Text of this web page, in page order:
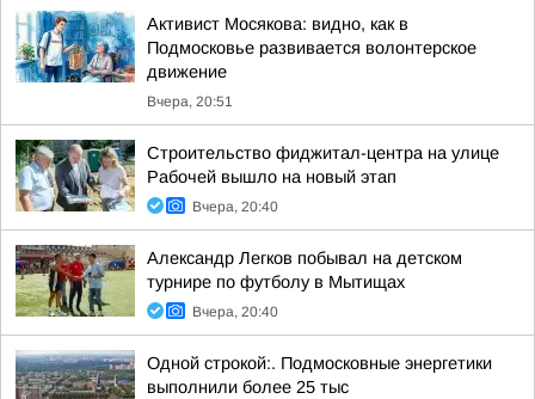
Активист Мосякова: видно, как в
Подмосковье развивается волонтерское
движение
Вчера, 20:51
Строительство фиджитал-центра на улице
Рабочей вышло на новый этап
Вчера, 20:40
Александр Легков побывал на детском
турнире по футболу в Мытищах
Вчера, 20:40
Одной строкой:. Подмосковные энергетики
выполнили более 25 тыс